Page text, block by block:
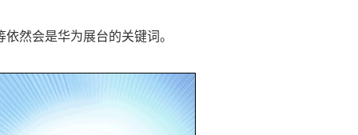
然会是华为展台的关键词。